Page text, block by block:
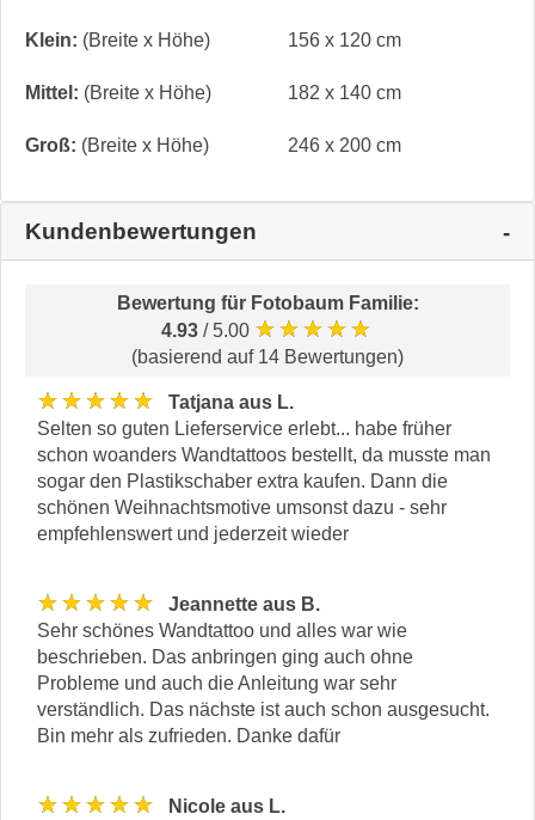
Klein: (Breite x Höhe) 156 x 120 cm
Mittel: (Breite x Höhe) 182 x 140 cm
Groß: (Breite x Höhe) 246 x 200 cm
Kundenbewertungen
Bewertung für Fotobaum Familie:
4.93 / 5.00 ★★★★★
(basierend auf 14 Bewertungen)
★★★★★
Tatjana aus L.
Selten so guten Lieferservice erlebt... habe früher
schon woanders Wandtattoos bestellt, da musste man
sogar den Plastikschaber extra kaufen. Dann die
schönen Weihnachtsmotive umsonst dazu - sehr
empfehlenswert und jederzeit wieder
★★★★★
Jeannette aus B.
Sehr schönes Wandtattoo und alles war wie
beschrieben. Das anbringen ging auch ohne
Probleme und auch die Anleitung war sehr
verständlich. Das nächste ist auch schon ausgesucht.
Bin mehr als zufrieden. Danke dafür
★★★★★
Nicole aus L.